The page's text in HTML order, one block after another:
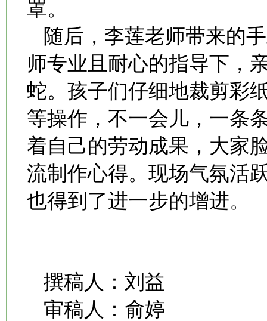
罩。
随后，李莲老师带来的
师专业且耐心的指导下，
蛇。孩子们仔细地裁剪彩
等操作，不一会儿，一条
着自己的劳动成果，大家
流制作心得。现场气氛活
也得到了进一步的增进。
撰稿人：刘益
审稿人：俞婷